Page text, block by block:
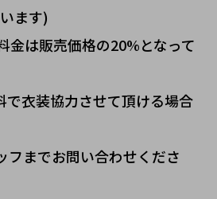
ます)
金は販売価格の20%となって
で衣装協力させて頂ける場合
フまでお問い合わせくださ